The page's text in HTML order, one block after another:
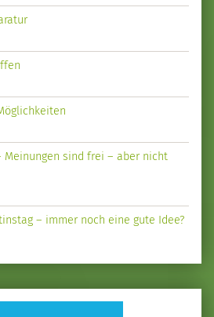
Meinungen sind frei – aber nicht
– immer noch eine gute Idee?